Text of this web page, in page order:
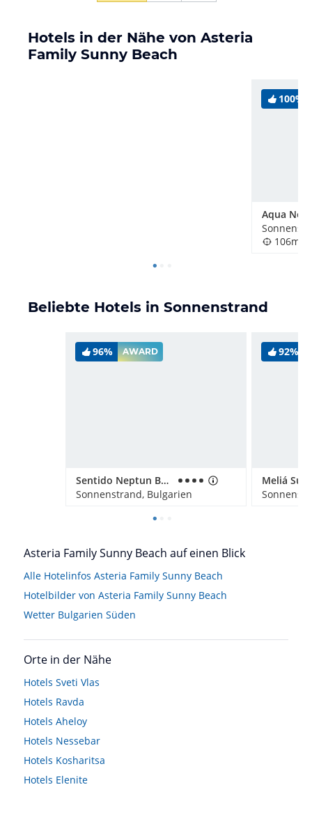
Hotels in der Nähe von Asteria
Family Sunny Beach
100%
106m
Beliebte Hotels in Sonnenstrand
96% AWARD
Sentido Neptun Beach
Sonnenstrand, Bulgarien
92%
Meliá
Asteria Family Sunny Beach auf einen Blick
Alle Hotelinfos Asteria Family Sunny Beach
Hotelbilder von Asteria Family Sunny Beach
Wetter Bulgarien Süden
Orte in der Nähe
Hotels Sveti Vlas
Hotels Ravda
Hotels Aheloy
Hotels Nessebar
Hotels Kosharitsa
Hotels Elenite